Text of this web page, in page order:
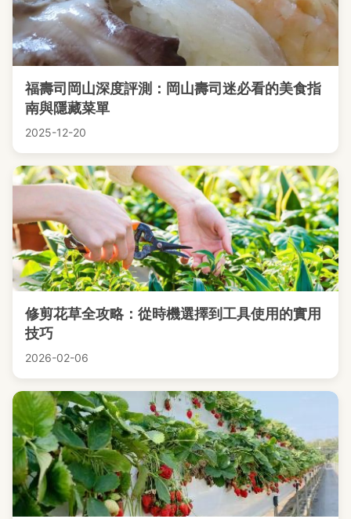
福壽司岡山深度評測：岡山壽司迷必看的美食指
南與隱藏菜單
2025-12-20
修剪花草全攻略：從時機選擇到工具使用的實用
技巧
2026-02-06